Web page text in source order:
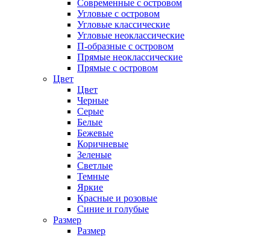
Современные с островом
Угловые с островом
Угловые классические
Угловые неоклассические
П-образные с островом
Прямые неоклассические
Прямые с островом
Цвет
Цвет
Черные
Серые
Белые
Бежевые
Коричневые
Зеленые
Светлые
Темные
Яркие
Красные и розовые
Синие и голубые
Размер
Размер